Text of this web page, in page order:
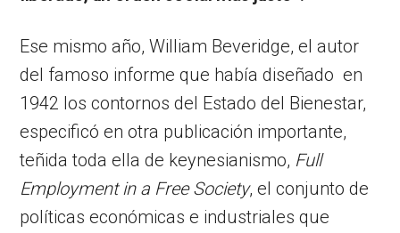
Ese mismo año, William Beveridge, el autor
del famoso informe que había diseñado en
1942 los contornos del Estado del Bienestar,
especificó en otra publicación importante,
teñida toda ella de keynesianismo, Full
Employment in a Free Society, el conjunto de
políticas económicas e industriales que